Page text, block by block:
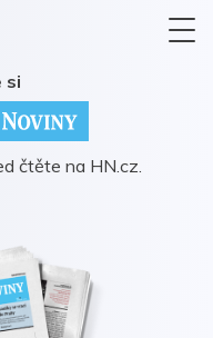
si
čtěte na HN.cz.